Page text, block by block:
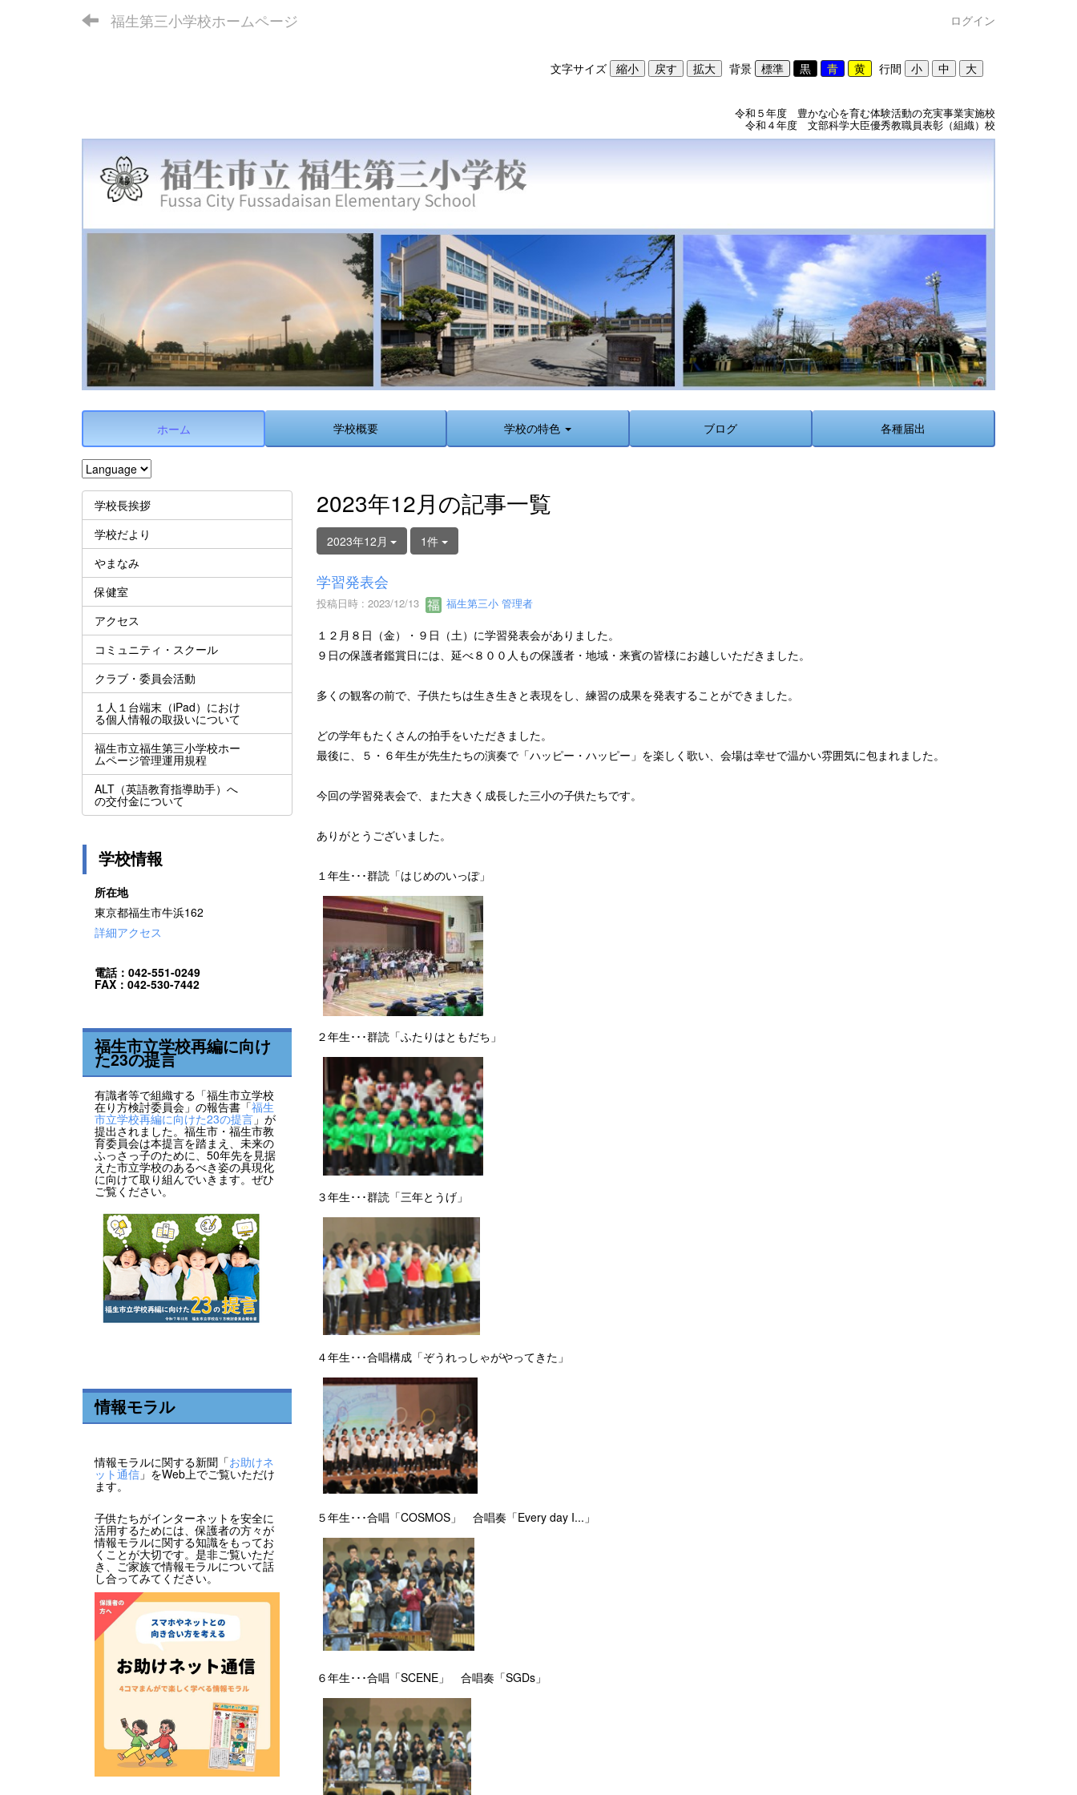
福生第三小学校ホームページ ログイン
文字サイズ 背景 行間
令和５年度 豊かな心を育む体験活動の充実事業実施校
令和４年度 文部科学大臣優秀教職員表彰（組織）校
ホーム 学校概要 学校の特色 ブログ 各種届出
2023年12月の記事一覧
2023年12月 1件
学習発表会
投稿日時 : 2023/12/13 福生第三小 管理者
１２月８日（金）・９日（土）に学習発表会がありました。
９日の保護者鑑賞日には、延べ８００人もの保護者・地域・来賓の皆様にお越しいただきました。
多くの観客の前で、子供たちは生き生きと表現をし、練習の成果を発表することができました。
どの学年もたくさんの拍手をいただきました。
最後に、５・６年生が先生たちの演奏で「ハッピー・ハッピー」を楽しく歌い、会場は幸せで温かい雰囲気に包まれました。
今回の学習発表会で、また大きく成長した三小の子供たちです。
ありがとうございました。
１年生･･･群読「はじめのいっぽ」
２年生･･･群読「ふたりはともだち」
３年生･･･群読「三年とうげ」
４年生･･･合唱構成「ぞうれっしゃがやってきた」
５年生･･･合唱「COSMOS」 合唱奏「Every day I...」
６年生･･･合唱「SCENE」 合唱奏「SGDs」
学校長挨拶
学校だより
やまなみ
保健室
アクセス
コミュニティ・スクール
クラブ・委員会活動
１人１台端末（iPad）におけ
る個人情報の取扱いについて
福生市立福生第三小学校ホー
ムページ管理運用規程
ALT（英語教育指導助手）へ
の交付金について
学校情報
所在地
東京都福生市牛浜162
詳細アクセス
電話：042-551-0249
FAX：042-530-7442
福生市立学校再編に向け
た23の提言
有識者等で組織する「福生市立学校
在り方検討委員会」の報告書「福生
市立学校再編に向けた23の提言」が
提出されました。福生市・福生市教
育委員会は本提言を踏まえ、未来の
ふっさっ子のために、50年先を見据
えた市立学校のあるべき姿の具現化
に向けて取り組んでいきます。ぜひ
ご覧ください。
情報モラル
情報モラルに関する新聞「お助けネ
ット通信 」をWeb上でご覧いただけ
ます。
子供たちがインターネットを安全に
活用するためには、保護者の方々が
情報モラルに関する知識をもってお
くことが大切です。是非ご覧いただ
き、ご家族で情報モラルについて話
し合ってみてください。